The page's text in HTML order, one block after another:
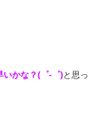
いかな？(゜-゜)と思っ